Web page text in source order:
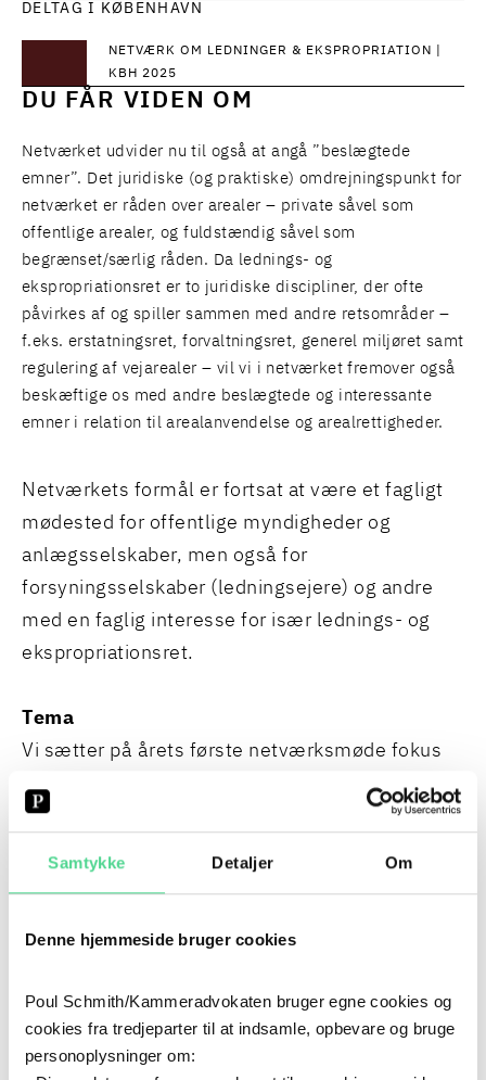
Samtykke Detaljer Om
Denne hjemmeside bruger cookies
Poul Schmith/Kammeradvokaten bruger egne cookies og
cookies fra tredjeparter til at indsamle, opbevare og bruge
personoplysninger om:
DELTAG I KØBENHAVN
NETVÆRK OM LEDNINGER & EKSPROPRIATION |
KBH 2025
DU FÅR VIDEN OM
Netværket udvider nu til også at angå ”beslægtede
emner”. Det juridiske (og praktiske) omdrejningspunkt for
netværket er råden over arealer – private såvel som
offentlige arealer, og fuldstændig såvel som
begrænset/særlig råden. Da lednings- og
ekspropriationsret er to juridiske discipliner, der ofte
påvirkes af og spiller sammen med andre retsområder –
f.eks. erstatningsret, forvaltningsret, generel miljøret samt
regulering af vejarealer – vil vi i netværket fremover også
beskæftige os med andre beslægtede og interessante
emner i relation til arealanvendelse og arealrettigheder.
Netværkets formål er fortsat at være et fagligt
mødested for offentlige myndigheder og
anlægsselskaber, men også for
forsyningsselskaber (ledningsejere) og andre
med en faglig interesse for især lednings- og
ekspropriationsret.
Tema
Vi sætter på årets første netværksmøde fokus
på erstatning for begrænset råden over arealer.
Herudover vil vi gennemgå nyere, interessant
NYT OM MILJØRET
PARTSSTATUS?
BRED RAMMEAFTALE MED KØBENHAVNS
KOMMUNE
+29 SE ALLE